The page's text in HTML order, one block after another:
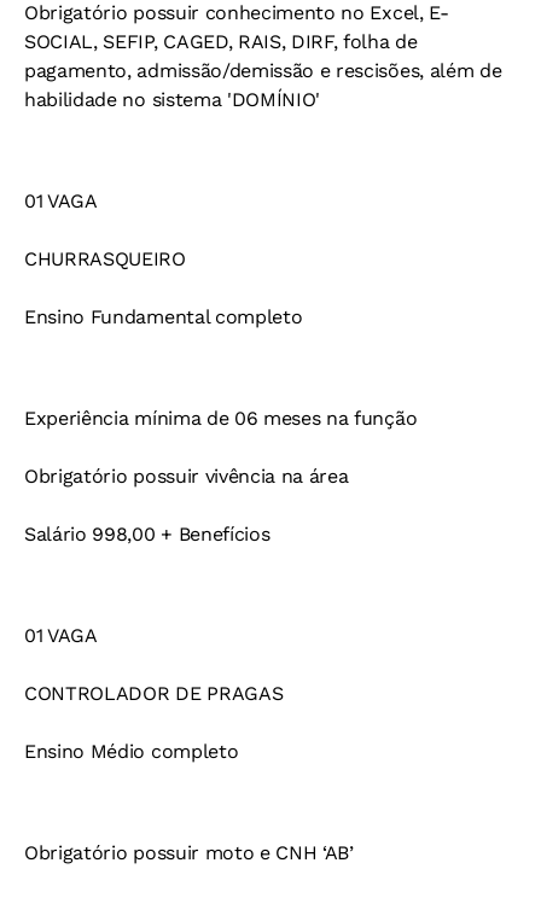
Obrigatório possuir conhecimento no Excel, E-
SOCIAL, SEFIP, CAGED, RAIS, DIRF, folha de
pagamento, admissão/demissão e rescisões, além de
habilidade no sistema 'DOMÍNIO'
01 VAGA
CHURRASQUEIRO
Ensino Fundamental completo
Experiência mínima de 06 meses na função
Obrigatório possuir vivência na área
Salário 998,00 + Benefícios
01 VAGA
CONTROLADOR DE PRAGAS
Ensino Médio completo
Obrigatório possuir moto e CNH ‘AB’